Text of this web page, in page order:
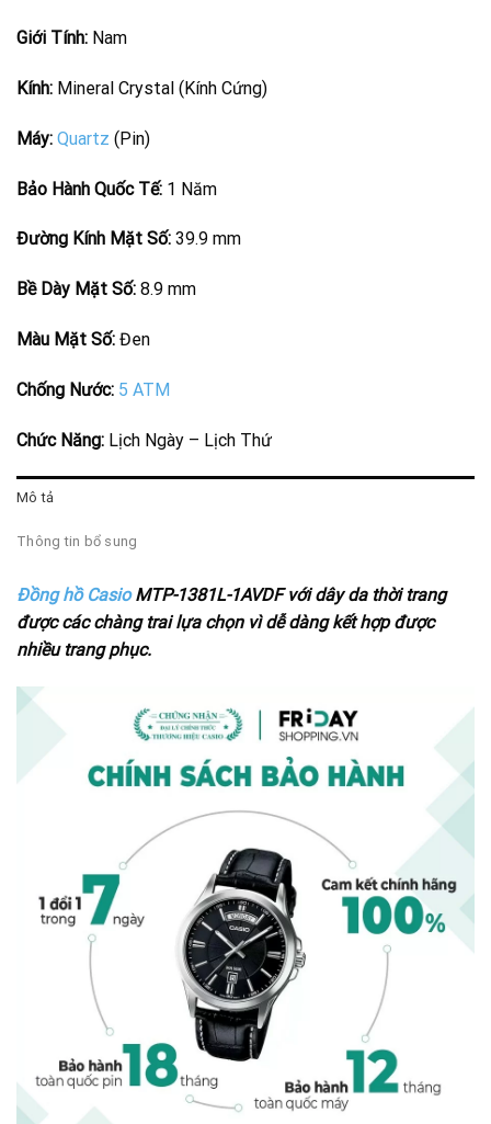
Giới Tính: Nam
Kính: Mineral Crystal (Kính Cứng)
Máy: Quartz (Pin)
Bảo Hành Quốc Tế: 1 Năm
Đường Kính Mặt Số: 39.9 mm
Bề Dày Mặt Số: 8.9 mm
Màu Mặt Số: Đen
Chống Nước: 5 ATM
Chức Năng: Lịch Ngày – Lịch Thứ
Mô tả
Thông tin bổ sung
Đồng hồ CasioMTP-1381L-1AVDF với dây da thời trang
được các chàng trai lựa chọn vì dễ dàng kết hợp được
nhiều trang phục.